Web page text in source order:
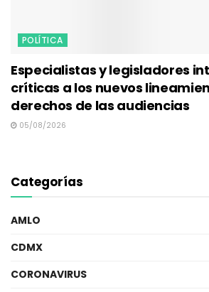
POLÍTICA
Especialistas y legisladores
críticas a los nuevos
derechos de las audiencias
05/08/2026
Categorías
AMLO
CDMX
CORONAVIRUS